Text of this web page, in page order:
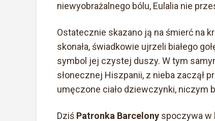
niewyobrażalnego bólu, Eulalia nie
Ostatecznie skazano ją na śmierć na
skonała, świadkowie ujrzeli białego
symbol jej czystej duszy. W tym
słonecznej Hiszpanii, z nieba zaczął
umęczone ciało dziewczynki, niczym
Dziś Patronka Barcelony spoczywa w